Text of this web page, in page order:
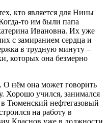
кто является для Нины
то им были папа
Ивановна. Их уже
с замиранием сердца и
в трудную минуту –
которых она безмерно
О нём она может говорить
Хорошо учился, занимался
Тюменский нефтегазовый
на работу в
Краснов уже в должности